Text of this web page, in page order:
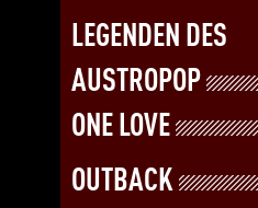
LEGENDEN DES
AUSTROPOP
ONE LOVE
OUTBACK